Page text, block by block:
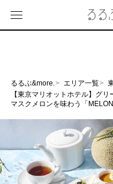
るるぶ&more. エリア一覧
【東京マリオットホテル】グ
マスクメロンを味わう「